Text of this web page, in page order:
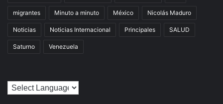
migrantes Minuto a minuto México Nicolás Maduro
Noticias Noticias Internacional Principales SALUD
Saturno Venezuela